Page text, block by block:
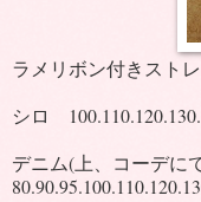
ラメリボン付きスト
シロ
デニム(上、コーデに